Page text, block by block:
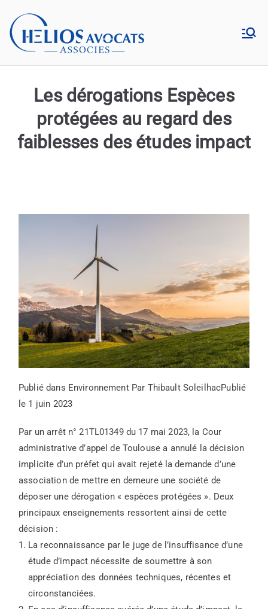
contenu
Cabinet d’avocats en droit
Les dérogations Espèces
protégées au regard des
faiblesses des études impact
Publié dans EnvironnementPar Thibault SoleilhacPublié
le 1 juin 2023
Par un arrêt n° 21TL01349 du 17 mai 2023, la Cour
administrative d’appel de Toulouse a annulé la décision
implicite d’un préfet qui avait rejeté la demande d’une
association de mettre en demeure une société de
déposer une dérogation « espèces protégées ». Deux
principaux enseignements ressortent ainsi de cette
décision :
La reconnaissance par le juge de l’insuffisance d’une
étude d’impact nécessite de soumettre à son
appréciation des données techniques, récentes et
circonstanciées.